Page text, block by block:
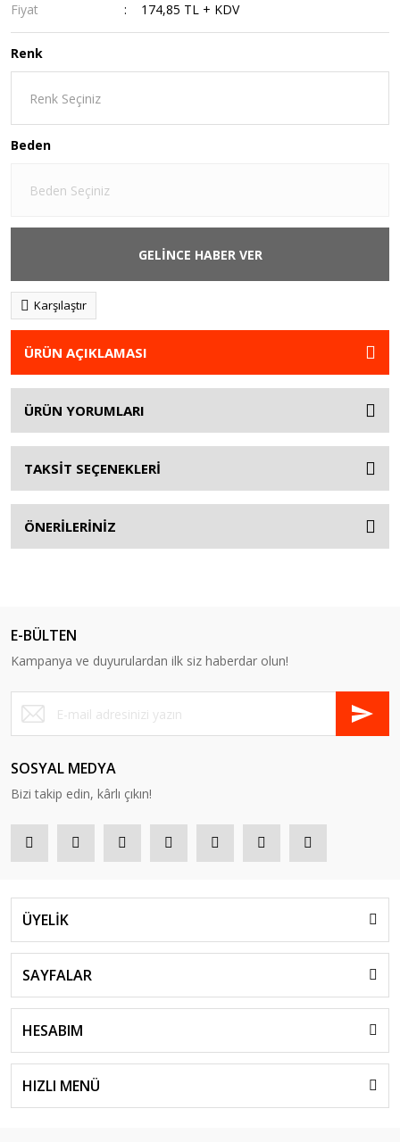
Fiyat
174,85 TL + KDV
Renk
Beden
GELİNCE HABER VER
Karşılaştır
ÜRÜN AÇIKLAMASI
ÜRÜN YORUMLARI
TAKSİT SEÇENEKLERİ
ÖNERİLERİNİZ
E-BÜLTEN
Kampanya ve duyurulardan ilk siz haberdar olun!
SOSYAL MEDYA
Bizi takip edin, kârlı çıkın!
ÜYELİK
SAYFALAR
HESABIM
HIZLI MENÜ